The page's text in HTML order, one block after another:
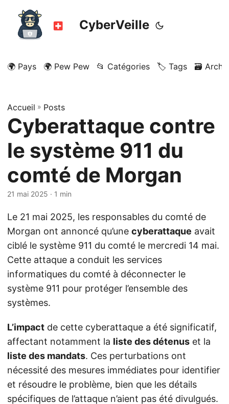
CyberVeille
🌍 Pays 🌍 Pew Pew 📂 Catégories 🏷️ Tags 🗃️
Accueil » Posts
Cyberattaque contre
le système 911 du
comté de Morgan
21 mai 2025 · 1 min
Le 21 mai 2025, les responsables du comté de
Morgan ont annoncé qu’une cyberattaque avait
ciblé le système 911 du comté le mercredi 14 mai.
Cette attaque a conduit les services
informatiques du comté à déconnecter le
système 911 pour protéger l’ensemble des
systèmes.
L’impact de cette cyberattaque a été significatif,
affectant notamment la liste des détenus et la
liste des mandats. Ces perturbations ont
nécessité des mesures immédiates pour identifier
et résoudre le problème, bien que les détails
spécifiques de l’attaque n’aient pas été divulgués.